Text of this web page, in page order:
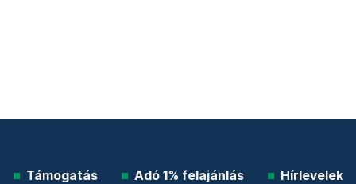
Támogatás Adó 1% felajánlás Hírlevelek